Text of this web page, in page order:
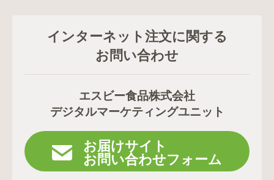
インターネット注文に関する
お問い合わせ
エスビー食品株式会社
デジタルマーケティングユニット
お届けサイト
お問い合わせフォーム